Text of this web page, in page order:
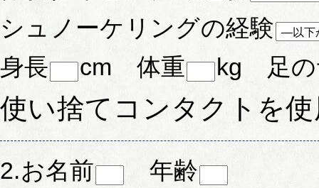
シュノーケリングの経験
身長
cm 体重 kg 足の
使い捨てコンタクトを
2.お名前
年齢